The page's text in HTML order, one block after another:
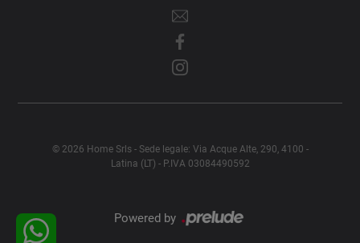
© 2026 Home Srls - Sede legale: Via Acque Alte, 290, 4100 -
Latina (LT) - P.IVA 03084490592
Powered by